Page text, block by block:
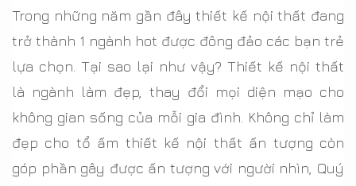
Trong những năm gần đây thiết kế nội thất đang
trở thành 1 ngành hot được đông đảo các bạn trẻ
lựa chọn. Tại sao lại như vậy? Thiết kế nội thất
là ngành làm đẹp, thay đổi mọi diện mạo cho
không gian sống của mỗi gia đình. Không chỉ làm
đẹp cho tổ ấm thiết kế nội thất ấn tượng còn
góp phần gây được ấn tượng với người nhìn, Quý